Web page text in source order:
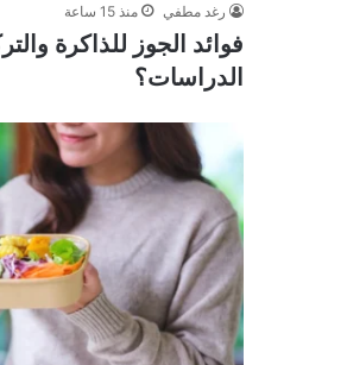
رغد مطفي منذ 15 ساعة
فوائد الجوز للذاكرة
الدراسات؟